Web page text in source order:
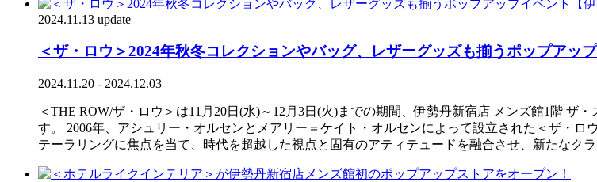
2024.11.13 update
＜ザ・ロウ＞2024年秋冬コレクションやバッグ、レザーグッズも揃うポップアッ
2024.11.20 - 2024.12.03
＜THE ROW/ザ・ロウ＞は11月20日(水)～12月3日(火)までの期間、伊勢丹新宿店 メンズ館1階 ザ
す。 2006年、アシュリー・オルセンとメアリー＝ケイト・オルセンによって設立された＜ザ・
テーラリングに焦点を当て、時代を超越した視点と固有のアティテュードを融合させ、新たなク